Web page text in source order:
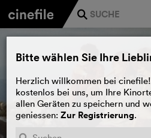
j
Bitte wählen Sie Ihre
Herzlich willkommen bei
kostenlos bei uns, um Ihre
allen Geräten zu speichern und
geniessen: Zur Registrierung.